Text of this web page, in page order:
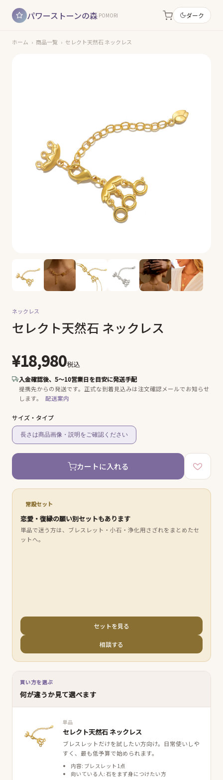
パワーストーンの森 POMORI ダーク
ホーム › 商品一覧 › セレクト天然石 ネックレス
ネックレス
セレクト天然石 ネックレス
¥18,980税込
入金確認後、5〜10営業日を目安に発送手配
提携先からの発送です。 正式な到着見込みは注文確認メールでお知らせ
します。
配送案内
サイズ・タイプ
長さは商品画像・説明をご確認ください
カートに入れる
常設セット
恋愛・復縁の願い別セットもあります
単品で迷う方は、ブレスレット・小石・浄化用さざれをまとめたセ
ットへ。
セットを見る
相談する
買い方を選ぶ
何が違うか見て選べます
単品
セレクト天然石 ネックレス
ブレスレットだけを試したい方向け。日常使いしや
すく、最も低予算で始められます。
内容: ブレスレット1点
向いている人: 石をまず身につけたい方